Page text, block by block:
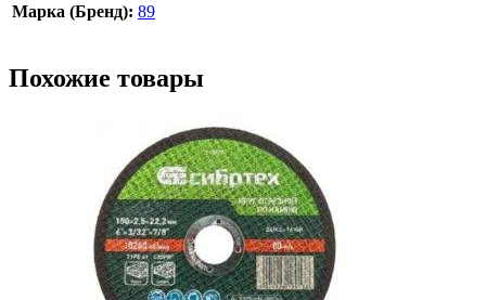
Марка (Бренд): 89
Похожие товары